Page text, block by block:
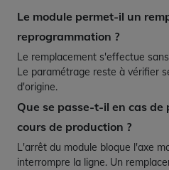
Le module permet-il un
reprogrammation ?
Le remplacement s'effectue
Le paramétrage reste à vérifier
d'origine.
Que se passe-t-il en cas de
cours de production ?
L'arrêt du module bloque l'axe
interrompre la ligne. Un